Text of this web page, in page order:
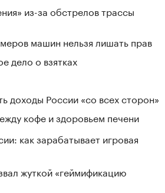
из-за обстрелов трассы
машин нельзя лишать прав
дело о взятках
доходы России «со всех сторон»
кофе и здоровьем печени
как зарабатывает игровая
жуткой «геймификацию